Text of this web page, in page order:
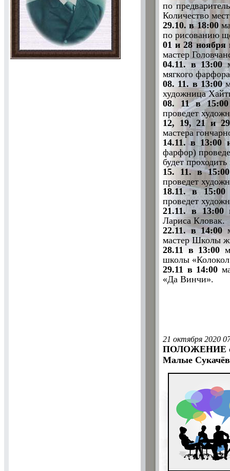
по
Количество
29.10. в 18:00
по рисованию
01 и 28 ноября
мастер
04.11. в 13:00
мягкого
08. 11. в 13:00
художница
08. 11 в
проведет
12, 19, 21 и
мастера
14.11. в 13:00
фарфор)
будет
15. 11. в 15:00
проведет
18.11. в
проведет
21.11. в 13:00
Лариса Кловак.
22.11. в 14:00
мастер Школы
28.11 в 13:00
школы
29.11 в 14:00
«Да Винчи».
21 октября 2020
ПОЛОЖЕНИЕ о
Малые